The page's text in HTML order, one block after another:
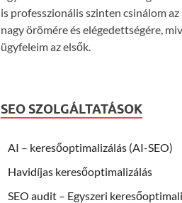
is professzionális szinten csinálom
nagy örömére és elégedettségére,
ügyfeleim az elsők.
SEO SZOLGÁLTATÁSOK
AI – keresőoptimalizálás (AI-SEO)
Havidíjas keresőoptimalizálás
SEO audit – Egyszeri